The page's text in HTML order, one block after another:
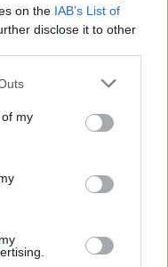
on the IAB’s List of
disclose it to other
one or more Google
You may click to
its third-party tags to
in below Google
my
και δεν συμμετείχε
τη Σλόβαν